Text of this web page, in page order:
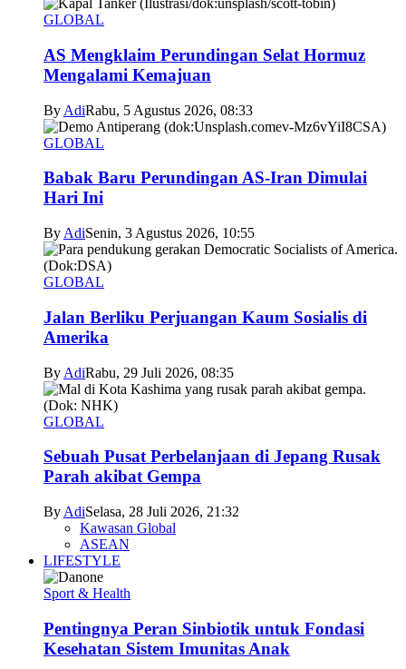
GLOBAL
AS Mengklaim Perundingan Selat Hormuz
Mengalami Kemajuan
By AdiRabu, 5 Agustus 2026, 08:33
GLOBAL
Babak Baru Perundingan AS-Iran Dimulai
Hari Ini
By AdiSenin, 3 Agustus 2026, 10:55
GLOBAL
Jalan Berliku Perjuangan Kaum Sosialis di
Amerika
By AdiRabu, 29 Juli 2026, 08:35
GLOBAL
Sebuah Pusat Perbelanjaan di Jepang Rusak
Parah akibat Gempa
By AdiSelasa, 28 Juli 2026, 21:32
Kawasan Global
ASEAN
LIFESTYLE
Sport & Health
Pentingnya Peran Sinbiotik untuk Fondasi
Kesehatan Sistem Imunitas Anak